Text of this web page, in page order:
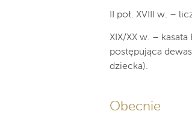
II poł. XVIII w. –
XIX/XX w. –
postępująca
dziecka).
Obecnie